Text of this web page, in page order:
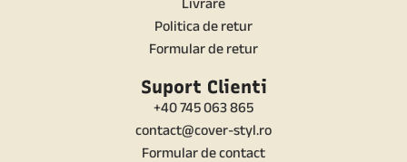
Livrare
Politica de retur
Formular de retur
Suport Clienti
+40 745 063 865
contact@cover-styl.ro
Formular de contact